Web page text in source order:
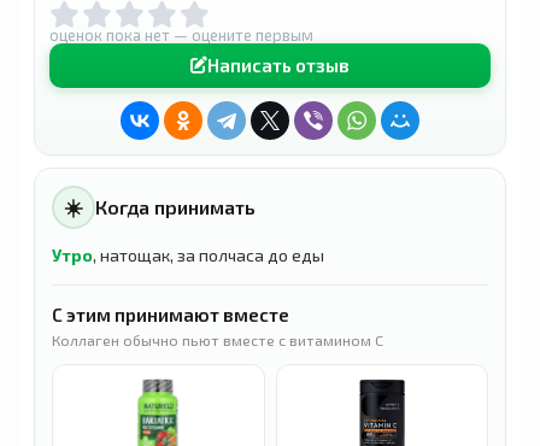
оценок пока нет — оцените первым
Написать отзыв
☀️ Когда принимать
Утро, натощак, за полчаса до еды
С этим принимают вместе
Коллаген обычно пьют вместе с витамином C